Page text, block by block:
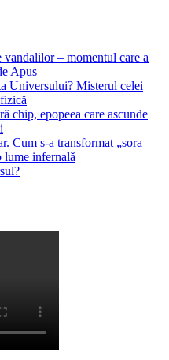
– momentul care a
Apus
Universului? Misterul celei
chip, epopeea care ascunde
Cum s-a transformat „sora
lume infernală